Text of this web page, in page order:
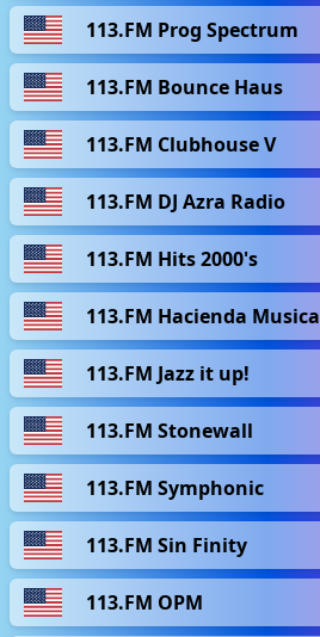
113.FM Prog Spectrum
113.FM Bounce Haus
113.FM Clubhouse V
113.FM DJ Azra Radio
113.FM Hits 2000's
113.FM Hacienda Musica
113.FM Jazz it up!
113.FM Stonewall
113.FM Symphonic
113.FM Sin Finity
113.FM OPM